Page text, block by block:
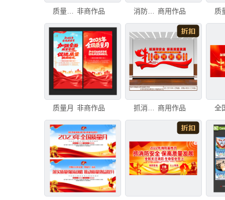
非商作品 消防安全日 商用作品
质量月 非商作品 抓消防安全 商用作品